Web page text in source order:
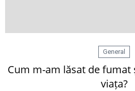
General
Cum m-am lăsat de
viața?